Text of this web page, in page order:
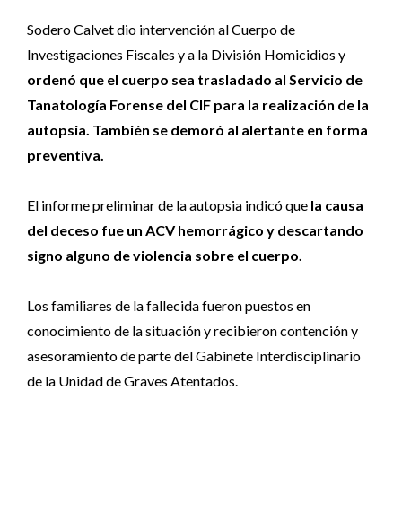
Sodero Calvet dio intervención al Cuerpo de
Investigaciones Fiscales y a la División Homicidios y
ordenó que el cuerpo sea trasladado al Servicio de
Tanatología Forense del CIF para la realización de la
autopsia. También se demoró al alertante en forma
preventiva.
El informe preliminar de la autopsia indicó que la causa
del deceso fue un ACV hemorrágico y descartando
signo alguno de violencia sobre el cuerpo.
Los familiares de la fallecida fueron puestos en
conocimiento de la situación y recibieron contención y
asesoramiento de parte del Gabinete Interdisciplinario
de la Unidad de Graves Atentados.